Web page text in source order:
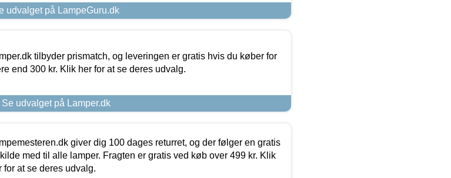
udvalget på LampeGuru.dk
tilbyder prismatch, og leveringen er gratis hvis du køber for
end 300 kr. Klik her for at se deres udvalg.
Se udvalget på Lamper.dk
giver dig 100 dages returret, og der følger en gratis
med til alle lamper. Fragten er gratis ved køb over 499 kr. Klik
for at se deres udvalg.